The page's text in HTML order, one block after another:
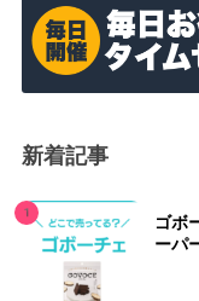
新着記事
ゴボ
ーパ